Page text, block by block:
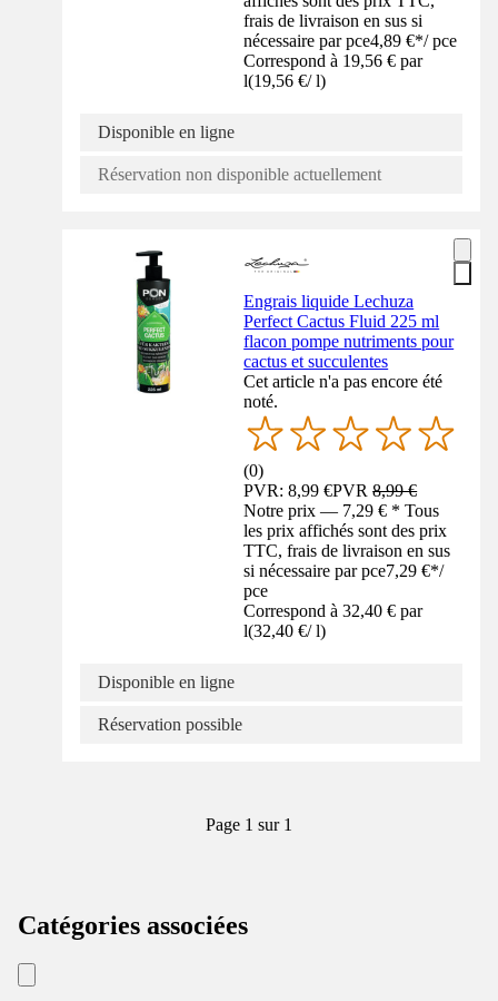
frais de livraison en sus si
nécessaire par pce4,89 €*/ pce
Correspond à 19,56 € par
l(19,56 €/ l)
Disponible en ligne
Réservation non disponible actuellement
Engrais liquide Lechuza
Perfect Cactus Fluid 225 ml
flacon pompe nutriments pour
cactus et succulentes
Cet article n'a pas encore été
noté.
(0)
PVR: 8,99 €PVR8,99 €
Notre prix — 7,29 € * Tous
les prix affichés sont des prix
TTC, frais de livraison en sus
si nécessaire par pce7,29 €*/
pce
Correspond à 32,40 € par
l(32,40 €/ l)
Disponible en ligne
Réservation possible
Page 1 sur 1
Catégories associées